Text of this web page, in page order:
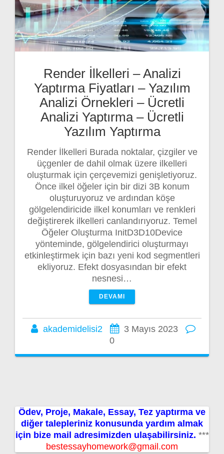
Render İlkelleri – Analizi
Yaptırma Fiyatları – Yazılım
Analizi Örnekleri – Ücretli
Analizi Yaptırma – Ücretli
Yazılım Yaptırma
Render İlkelleri Burada noktalar, çizgiler ve
üçgenler de dahil olmak üzere ilkelleri
oluşturmak için çerçevemizi genişletiyoruz.
Önce ilkel öğeler için bir dizi 3B konum
oluşturuyoruz ve ardından köşe
gölgelendiricide ilkel konumları ve renkleri
değiştirerek ilkelleri canlandırıyoruz. Temel
Öğeler Oluşturma InitD3D10Device
yönteminde, gölgelendirici oluşturmayı
etkinleştirmek için bazı yeni kod segmentleri
ekliyoruz. Efekt dosyasından bir efekt
nesnesi…
DEVAMI
akademidelisi2
3 Mayıs 2023
0
Ödev, Proje, Makale, Essay, Tez yaptırma ve
diğer talepleriniz konusunda yardım almak
için bize mail adresimizden ulaşabilirsiniz. ***
bestessayhomework@gmail.com